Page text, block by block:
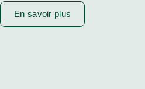
En savoir plus